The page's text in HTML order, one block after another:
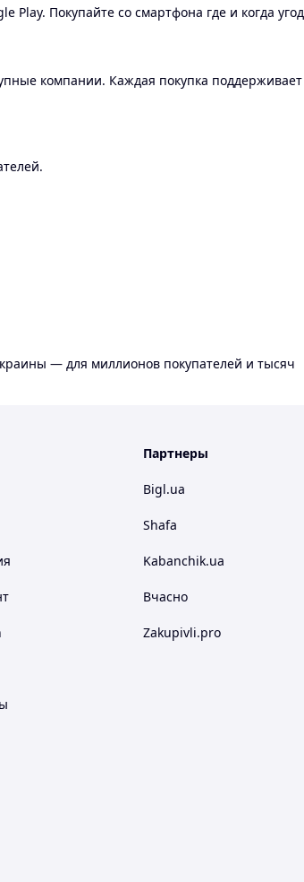
Play. Покупайте со смартфона где и когда
компании. Каждая покупка поддерживает
— для миллионов покупателей и тысяч
Партнеры
Bigl.ua
Shafa
Kabanchik.ua
Вчасно
Zakupivli.pro